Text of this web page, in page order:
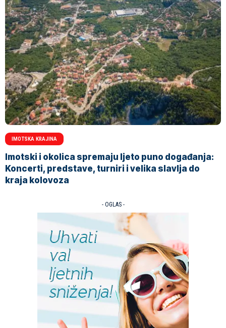
IMOTSKA KRAJINA
Imotski i okolica spremaju ljeto puno događanja:
Koncerti, predstave, turniri i velika slavlja do
kraja kolovoza
- OGLAS -